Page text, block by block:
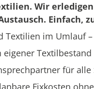
Wir
Einfach,
Textilien im Umlauf
eigener
für
Fixkosten